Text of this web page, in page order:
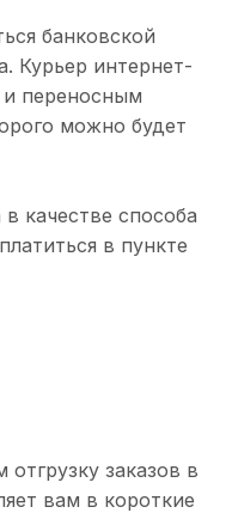
банковской
Курьер интернет-
и переносным
можно будет
качестве способа
в пункте
заказов в
вам в короткие